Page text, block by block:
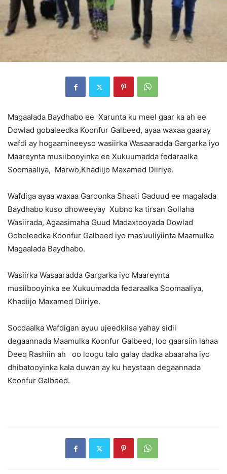
Magaalada Baydhabo ee Xarunta ku meel gaar ka ah ee
Dowlad gobaleedka Koonfur Galbeed, ayaa waxaa gaaray
wafdi ay hogaamineeyso wasiirka Wasaaradda Gargarka iyo
Maareynta musiibooyinka ee Xukuumadda fedaraalka
Soomaaliya, Marwo,Khadiijo Maxamed Diiriye.
Wafdiga ayaa waxaa Garoonka Shaati Gaduud ee magalada
Baydhabo kuso dhoweeyay Xubno ka tirsan Gollaha
Wasiirada, Agaasimaha Guud Madaxtooyada Dowlad
Goboleedka Koonfur Galbeed iyo mas’uuliyiinta Maamulka
Magaalada Baydhabo.
Wasiirka Wasaaradda Gargarka iyo Maareynta
musiibooyinka ee Xukuumadda fedaraalka Soomaaliya,
Khadiijo Maxamed Diiriye.
Socdaalka Wafdigan ayuu ujeedkiisa yahay sidii
degaannada Maamulka Koonfur Galbeed, loo gaarsiin lahaa
Deeq Rashiin ah oo loogu talo galay dadka abaaraha iyo
dhibatooyinka kala duwan ay ku heystaan degaannada
Koonfur Galbeed.